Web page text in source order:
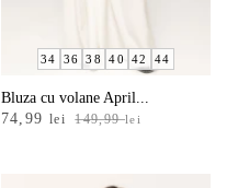
34 36 38 40 42 44
Bluza cu volane April...
149,99lei
Prețul
74,99 lei
Prețul